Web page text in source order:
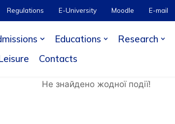
Regulations E-University Moodle E-mail
Educations Research
Contacts
Не знайдено жодної події!